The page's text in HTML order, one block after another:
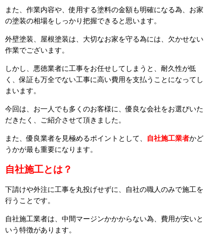
また、作業内容や、使用する塗料の金額も明確になる為、お家
の塗装の相場をしっかり把握できると思います。
外壁塗装、屋根塗装は、大切なお家を守る為には、欠かせない
作業でございます。
しかし、悪徳業者に工事をお任せしてしまうと、耐久性が低
く、保証も万全でない工事に高い費用を支払うことになってし
まいます。
今回は、お一人でも多くのお客様に、優良な会社をお選びいた
だきたく、ご紹介させて頂きました。
また、優良業者を見極めるポイントとして、 自社施工業者かど
うかが最も重要になります。
自社施工とは？
下請けや外注に工事を丸投げせずに、自社の職人のみで施工を
行うことです。
自社施工業者は、中間マージンかかからない為、費用が安いと
いう特徴があります。